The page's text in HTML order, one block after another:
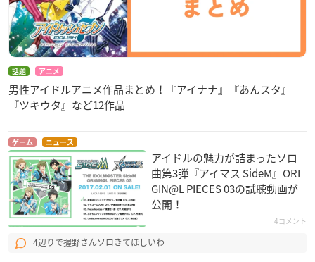
話題 アニメ
男性アイドルアニメ作品まとめ！『アイナナ』『あんスタ』
『ツキウタ』など12作品
ゲーム ニュース
アイドルの魅力が詰まったソロ
曲第3弾『アイマス SideM』ORI
GIN@L PIECES 03の試聴動画が
公開！
4コメント
4辺りで握野さんソロきてほしいわ